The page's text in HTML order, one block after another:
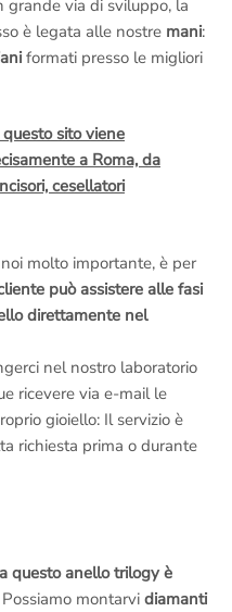
grande via di sviluppo, la
è legata alle nostre mani:
formati presso le migliori
sito viene
a Roma, da
cesellatori
molto importante, è per
può assistere alle fasi
direttamente nel
nel nostro laboratorio
ricevere via e-mail le
gioiello: Il servizio è
richiesta prima o durante
questo anello trilogy è
Possiamo montarvi diamanti